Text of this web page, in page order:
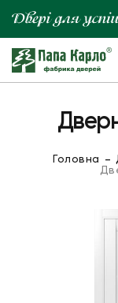
Головна